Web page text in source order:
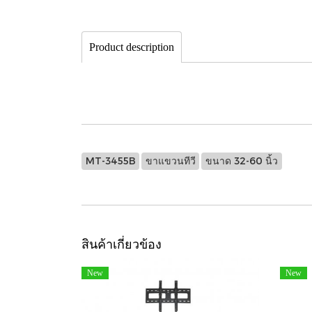
Product description
MT-3455B ขาแขวนทีวี ขนาด 32-60 นิ้ว
สินค้าเกี่ยวข้อง
New New